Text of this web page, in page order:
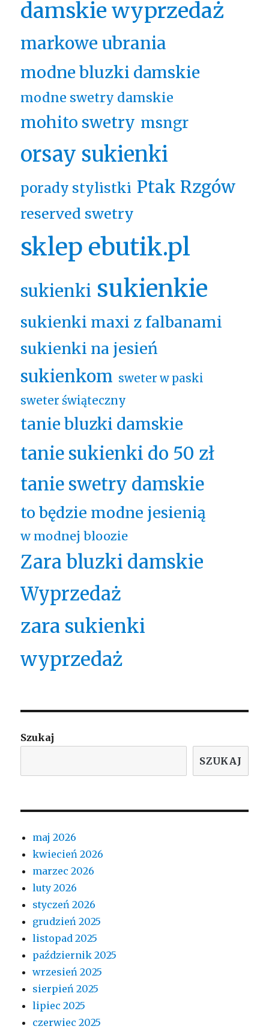
damskie wyprzedaż
markowe ubrania
modne bluzki damskie
modne swetry damskie
mohito swetry msngr
orsay sukienki
porady stylistki Ptak Rzgów
reserved swetry
sklep ebutik.pl
sukienki sukienkie
sukienki maxi z falbanami
sukienki na jesień
sukienkom sweter w paski
sweter świąteczny
tanie bluzki damskie
tanie sukienki do 50 zł
tanie swetry damskie
to będzie modne jesienią
w modnej bloozie
Zara bluzki damskie
Wyprzedaż
zara sukienki
wyprzedaż
Szukaj
SZUKAJ
maj 2026
kwiecień 2026
marzec 2026
luty 2026
styczeń 2026
grudzień 2025
listopad 2025
październik 2025
wrzesień 2025
sierpień 2025
lipiec 2025
czerwiec 2025